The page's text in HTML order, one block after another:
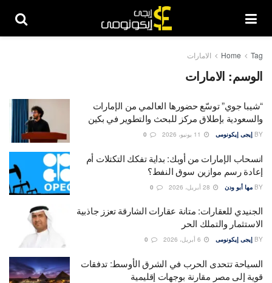
Home Tag الامارات
الوسم: الامارات
“شيبا جوي” توسّع حضورها العالمي من الإمارات
والسعودية بإطلاق مركز للبحث والتطوير في بكين
BY إيجى إيكونومى
انسحاب الإمارات من أوبك: بداية تفكك التكتلات أم
إعادة رسم موازين سوق النفط؟
BY مها أبو ودن
الجنيدي للعقارات: متانة عقارات الشارقة تعزز جاذبية
الاستثمار والتملك الحر
BY إيجى إيكونومى
السياحة تتحدى الحرب في الشرق الأوسط: تدفقات
قوية إلى مصر مقارنة بوجهات إقليمية